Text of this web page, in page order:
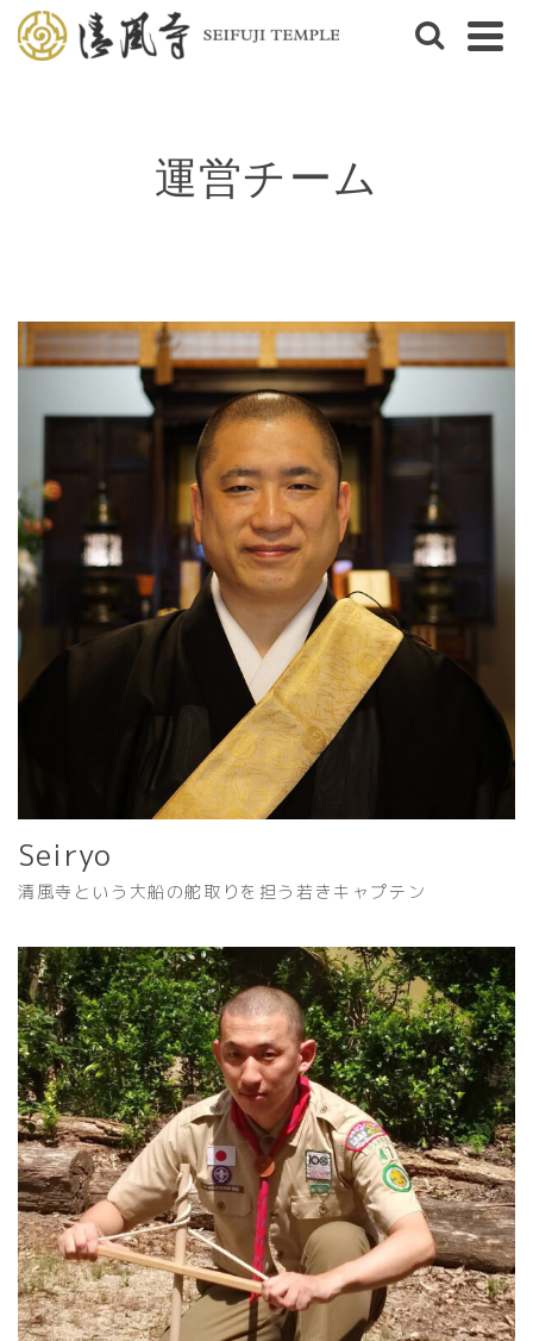
運営チーム
Seiryo
清風寺という大船の舵取りを担う若きキャプテン